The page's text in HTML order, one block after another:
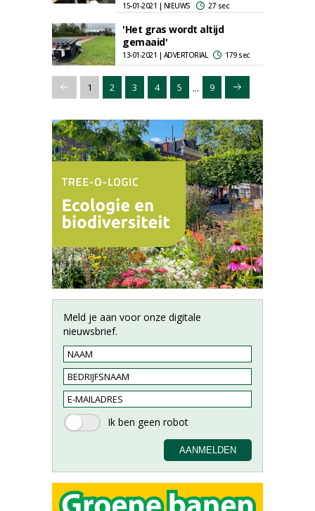
15-01-2021 | NIEUWS 27 sec
'Het gras wordt altijd
gemaaid'
13-01-2021 | ADVERTORIAL 179 sec
1 2 3 4 5 ... 9
Meld je aan voor onze digitale
nieuwsbrief.